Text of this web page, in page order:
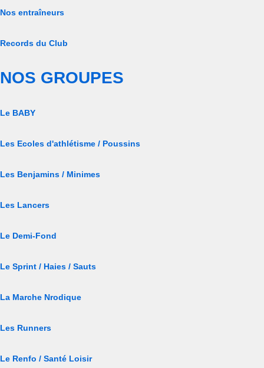
Nos entraîneurs
Records du Club
NOS GROUPES
Le BABY
Les Ecoles d'athlétisme / Poussins
Les Benjamins / Minimes
Les Lancers
Le Demi-Fond
Le Sprint / Haies / Sauts
La Marche Nrodique
Les Runners
Le Renfo / Santé Loisir